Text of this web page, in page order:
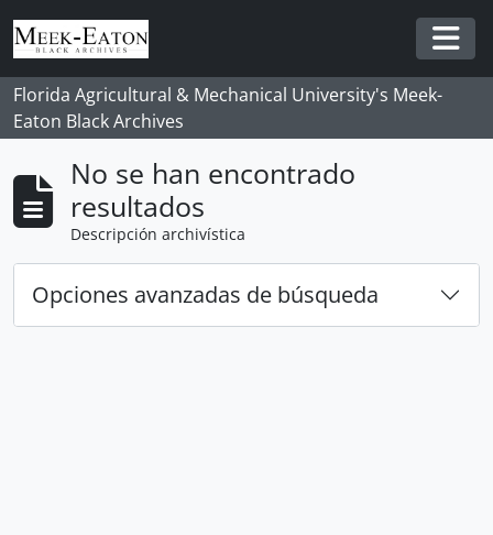
Skip to main content
Florida Agricultural & Mechanical University's Meek-
Eaton Black Archives
No se han encontrado
resultados
Descripción archivística
Opciones avanzadas de búsqueda